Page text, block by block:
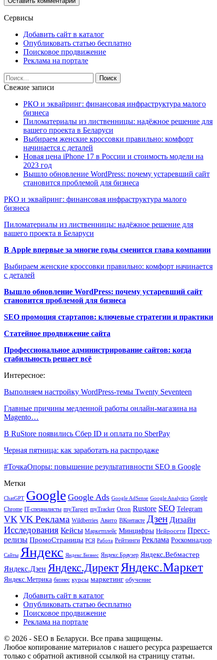
Сервисы
Добавить сайт в каталог
Опубликовать статью бесплатно
Поисковое продвижение
Реклама на портале
Свежие записи
РКО и эквайринг: финансовая инфраструктура малого
бизнеса
Пиломатериалы из лиственницы: надёжное решение для
вашего проекта в Беларуси
Выбираем женские кроссовки правильно: комфорт
начинается с деталей
Новая цена iPhone 17 в России и стоимость модели на
2023 год
Вышло обновление WordPress: почему устаревший сайт
становится проблемой для бизнеса
РКО и эквайринг: финансовая инфраструктура малого
бизнеса
Пиломатериалы из лиственницы: надёжное решение для
вашего проекта в Беларуси
В Apple впервые за многие годы сменится глава компании
Выбираем женские кроссовки правильно: комфорт начинается
с деталей
Вышло обновление WordPress: почему устаревший сайт
становится проблемой для бизнеса
SEO промоция стартапов: ключевые стратегии и практики
Статейное продвижение сайта
Профессиональное администрирование сайтов: когда
стабильность решает всё
Интересное:
Выполняем настройку WordPress-темы Twenty Seventeen
Главные причины медленной работы онлайн-магазина на
Magento…
В RuStore появились Сбер ID и оплата по SberPay
Черная пятница: как заработать на распродаже
#ТочкаОпоры: повышение результативности SEO в Google
Метки
ChatGPT Google Google Ads Google AdSense Google Analytics Google
Chrome IT-специалисты myTarget myTracker Ozon Rustore SEO Telegram
VK VK Реклама Wildberries Авито ВКонтакте Дзен Дизайн
Исследования Кейсы Маркетплейс Минцифры Нейросети Пресс-
релизы ПромоСтраницы РСЯ Работа Рейтинги Реклама Роскомнадзор
Сайты Яндекс Яндекс.Бизнес Яндекс.Браузер Яндекс.Вебмастер
Яндекс.Дзен Яндекс.ДиректЯндекс.Маркет
Яндекс.Метрика бизнес курсы маркетинг обучение
Добавить сайт в каталог
Опубликовать статью бесплатно
Поисковое продвижение
Реклама на портале
© 2026 - SEO в Беларуси. Все права защищены.
Любое копирование материалов с нашего ресурса разрешается
только с обратной активной ссылкой на страницу статьи.